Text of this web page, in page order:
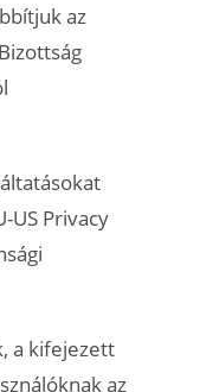
az
US Privacy
a kifejezett
az